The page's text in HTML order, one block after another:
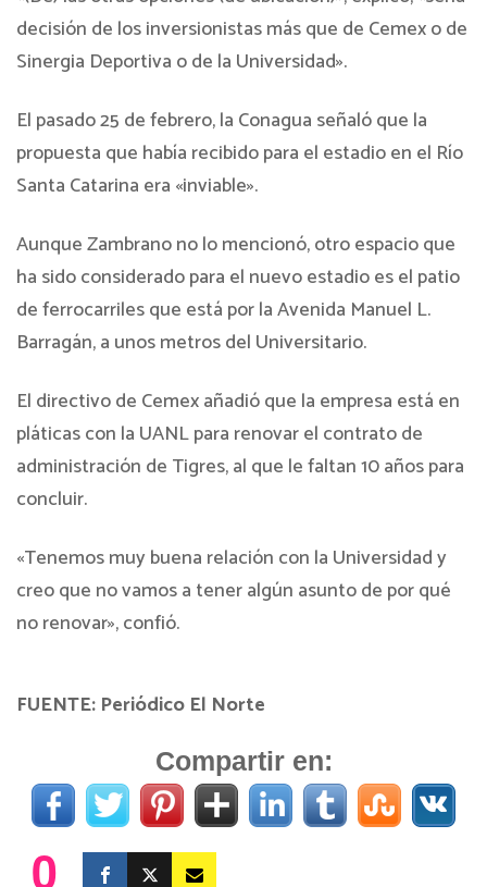
decisión de los inversionistas más que de Cemex o de
Sinergia Deportiva o de la Universidad».
El pasado 25 de febrero, la Conagua señaló que la
propuesta que había recibido para el estadio en el Río
Santa Catarina era «inviable».
Aunque Zambrano no lo mencionó, otro espacio que
ha sido considerado para el nuevo estadio es el patio
de ferrocarriles que está por la Avenida Manuel L.
Barragán, a unos metros del Universitario.
El directivo de Cemex añadió que la empresa está en
pláticas con la UANL para renovar el contrato de
administración de Tigres, al que le faltan 10 años para
concluir.
«Tenemos muy buena relación con la Universidad y
creo que no vamos a tener algún asunto de por qué
no renovar», confió.
FUENTE: Periódico El Norte
Compartir en:
0